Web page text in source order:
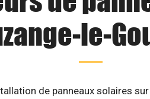
le-
de panneaux solaires